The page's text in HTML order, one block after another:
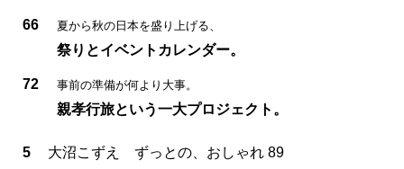
66 夏から秋の日本を盛り上げる、
祭りとイベントカレンダー。
72 事前の準備が何より大事。
親孝行旅という一大プロジェクト。
5 大沼こずえ ずっとの、おしゃれ 89